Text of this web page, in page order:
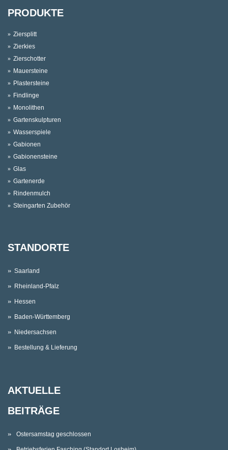
PRODUKTE
Ziersplitt
Zierkies
Zierschotter
Mauersteine
Plastersteine
Findlinge
Monolithen
Gartenskulpturen
Wasserspiele
Gabionen
Gabionensteine
Glas
Gartenerde
Rindenmulch
Steingarten Zubehör
STANDORTE
Saarland
Rheinland-Pfalz
Hessen
Baden-Württemberg
Niedersachsen
Bestellung & Lieferung
AKTUELLE
BEITRÄGE
Ostersamstag geschlossen